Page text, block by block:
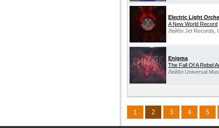
Electric Light
A New World Record
Лейбл Jet Records,
Enigma
The Fall Of A Rebel
Лейбл Universal
1 2 3 4 5